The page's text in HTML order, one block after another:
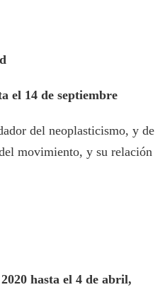
el 14 de septiembre
del neoplasticismo, y de
movimiento, y su relación
hasta el 4 de abril,